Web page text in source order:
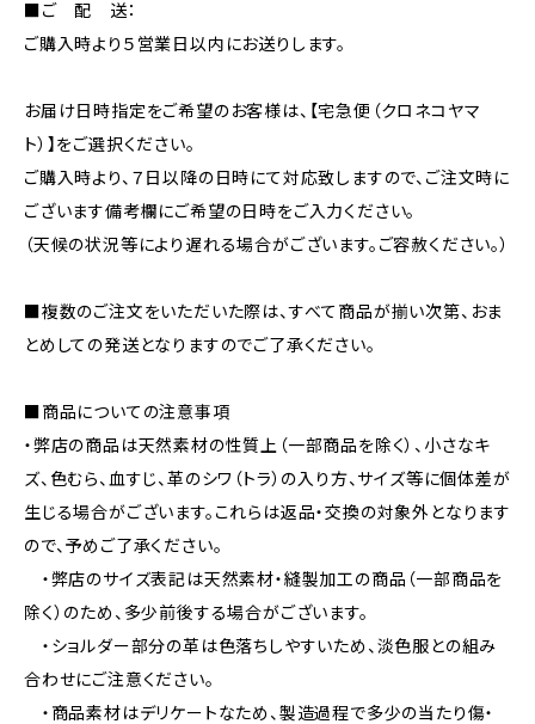
■ご 配 送：
ご購入時より５営業日以内にお送りします。
お届け日時指定をご希望のお客様は、【宅急便（クロネコヤマ
ト）】をご選択ください。
ご購入時より、７日以降の日時にて対応致しますので、ご注文時に
ございます備考欄にご希望の日時をご入力ください。
（天候の状況等により遅れる場合がございます。ご容赦ください。）
■複数のご注文をいただいた際は、すべて商品が揃い次第、おま
とめしての発送となりますのでご了承ください。
■商品についての注意事項
・弊店の商品は天然素材の性質上（一部商品を除く）、小さなキ
ズ、色むら、血すじ、革のシワ（トラ）の入り方、サイズ等に個体差が
生じる場合がございます。これらは返品・交換の対象外となります
ので、予めご了承ください。
・弊店のサイズ表記は天然素材・縫製加工の商品（一部商品を
除く）のため、多少前後する場合がございます。
・ショルダー部分の革は色落ちしやすいため、淡色服との組み
合わせにご注意ください。
・商品素材はデリケートなため、製造過程で多少の当たり傷・